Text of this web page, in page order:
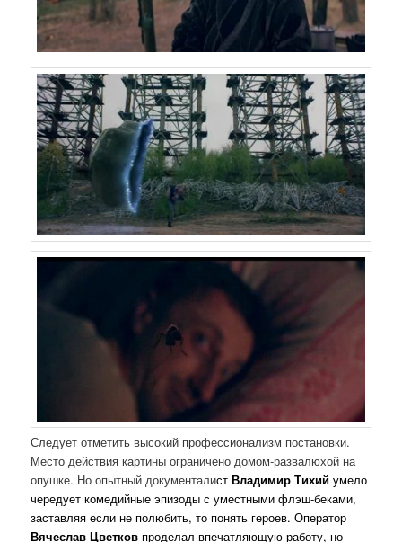
Следует отметить высокий профессионализм постановки.
Место действия картины ограничено домом-развалюхой на
опушке. Но опытный документалистВладимир Тихий умело
чередует комедийные эпизоды с уместными флэш-беками,
заставляя если не полюбить, то понять героев. Оператор
Вячеслав Цветков проделал впечатляющую работу, но